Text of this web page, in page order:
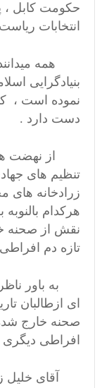
حکومت کابل ،
انتخابات
همه میدانند
بنیادگرایی
نموده است ،
دست دارد .
از نهضت های
تنظیم های
زرادخانه
هرکدام
نقش از صحنه
تازه دم
به باور
ای ازطالبان
صحنه خارج
افراطی دیگری
آقای خلیل